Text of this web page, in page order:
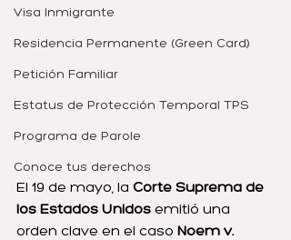
Visa Inmigrante
Residencia Permanente (Green Card)
Petición Familiar
Estatus de Protección Temporal TPS
Programa de Parole
Conoce tus derechos
El 19 de mayo, la Corte Suprema de
los Estados Unidos emitió una
orden clave en el caso Noem v.